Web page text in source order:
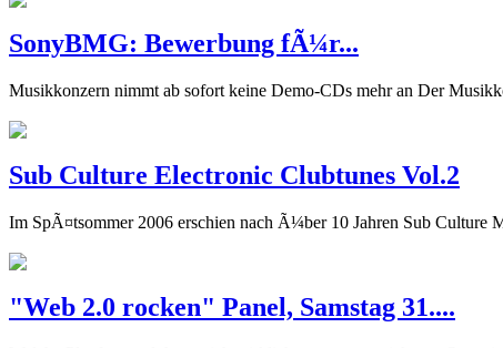
SonyBMG: Bewerbung fÃ¼r...
Musikkonzern nimmt ab sofort keine Demo-CDs mehr an Der
Sub Culture Electronic Clubtunes Vol.2
Im SpÃ¤tsommer 2006 erschien nach Ã¼ber 10 Jahren Sub
"Web 2.0 rocken" Panel, Samstag 31....